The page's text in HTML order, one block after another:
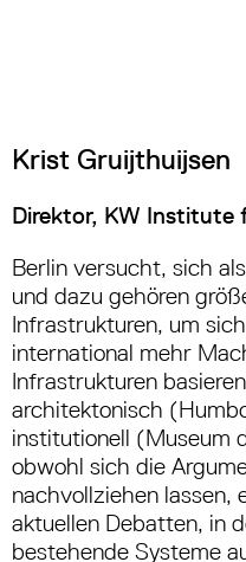
Krist Gruijthuijsen
Direktor, KW Institute
Berlin versucht, sich
und dazu gehören
Infrastrukturen, um
international mehr
Infrastrukturen
architektonisch
institutionell (Museum
obwohl sich die
nachvollziehen lassen,
aktuellen Debatten, in
bestehende Systeme